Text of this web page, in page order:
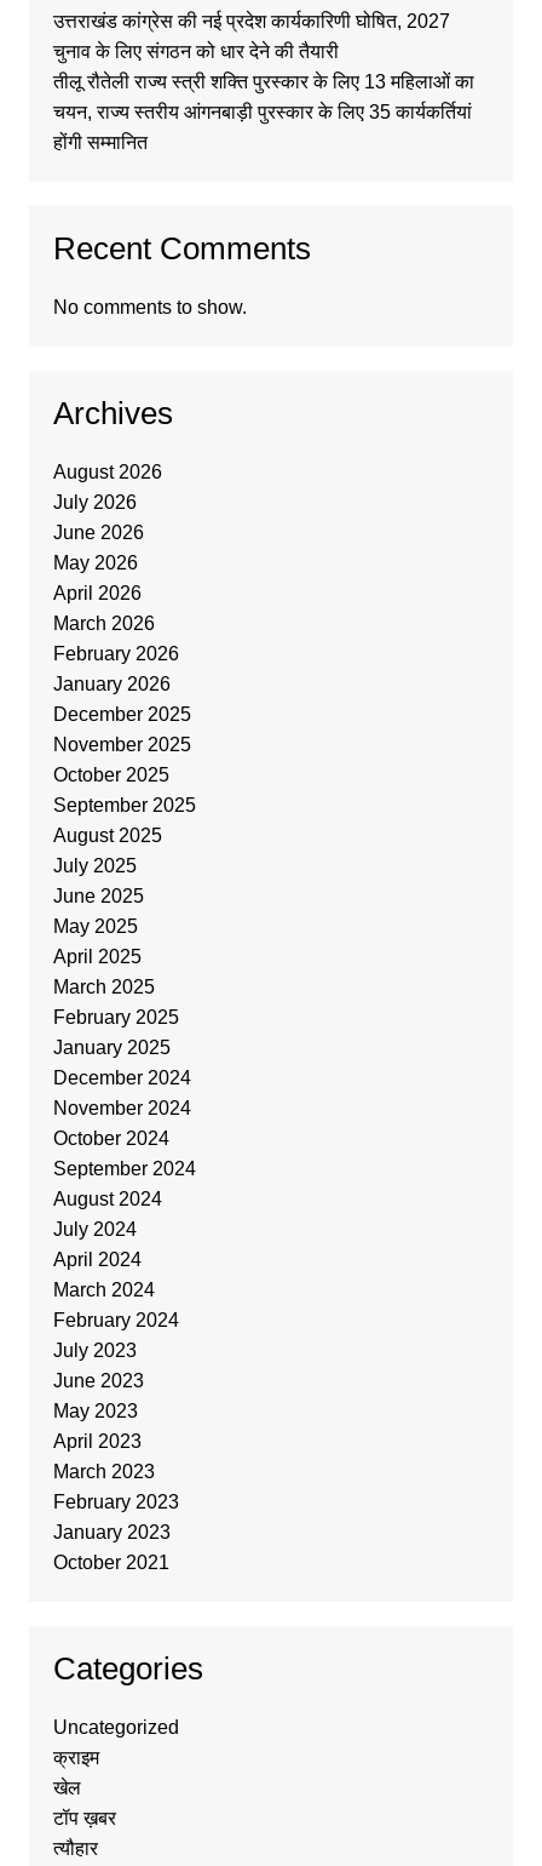
उत्तराखंड कांग्रेस की नई प्रदेश कार्यकारिणी घोषित, 2027
चुनाव के लिए संगठन को धार देने की तैयारी
तीलू रौतेली राज्य स्त्री शक्ति पुरस्कार के लिए 13 महिलाओं का
चयन, राज्य स्तरीय आंगनबाड़ी पुरस्कार के लिए 35 कार्यकर्तियां
होंगी सम्मानित
Recent Comments
No comments to show.
Archives
August 2026
July 2026
June 2026
May 2026
April 2026
March 2026
February 2026
January 2026
December 2025
November 2025
October 2025
September 2025
August 2025
July 2025
June 2025
May 2025
April 2025
March 2025
February 2025
January 2025
December 2024
November 2024
October 2024
September 2024
August 2024
July 2024
April 2024
March 2024
February 2024
July 2023
June 2023
May 2023
April 2023
March 2023
February 2023
January 2023
October 2021
Categories
Uncategorized
क्राइम
खेल
टॉप ख़बर
त्यौहार